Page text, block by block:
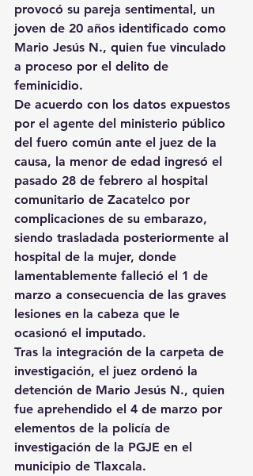
provocó su pareja sentimental, un
joven de 20 años identificado como
Mario Jesús N., quien fue vinculado
a proceso por el delito de
feminicidio.
De acuerdo con los datos expuestos
por el agente del ministerio público
del fuero común ante el juez de la
causa, la menor de edad ingresó el
pasado 28 de febrero al hospital
comunitario de Zacatelco por
complicaciones de su embarazo,
siendo trasladada posteriormente al
hospital de la mujer, donde
lamentablemente falleció el 1 de
marzo a consecuencia de las graves
lesiones en la cabeza que le
ocasionó el imputado.
Tras la integración de la carpeta de
investigación, el juez ordenó la
detención de Mario Jesús N., quien
fue aprehendido el 4 de marzo por
elementos de la policía de
investigación de la PGJE en el
municipio de Tlaxcala.